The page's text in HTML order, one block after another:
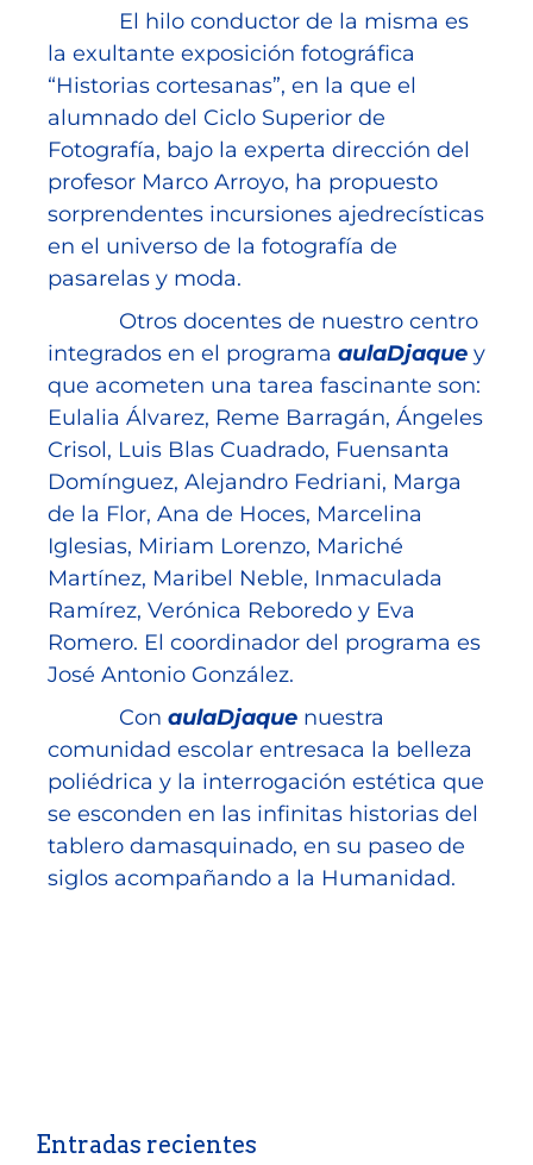
El hilo conductor de la misma es
la exultante exposición fotográfica
“Historias cortesanas”, en la que el
alumnado del Ciclo Superior de
Fotografía, bajo la experta dirección del
profesor Marco Arroyo, ha propuesto
sorprendentes incursiones ajedrecísticas
en el universo de la fotografía de
pasarelas y moda.
Otros docentes de nuestro centro
integrados en el programa aulaDjaque y
que acometen una tarea fascinante son:
Eulalia Álvarez, Reme Barragán, Ángeles
Crisol, Luis Blas Cuadrado, Fuensanta
Domínguez, Alejandro Fedriani, Marga
de la Flor, Ana de Hoces, Marcelina
Iglesias, Miriam Lorenzo, Mariché
Martínez, Maribel Neble, Inmaculada
Ramírez, Verónica Reboredo y Eva
Romero. El coordinador del programa es
José Antonio González.
Con aulaDjaque nuestra
comunidad escolar entresaca la belleza
poliédrica y la interrogación estética que
se esconden en las infinitas historias del
tablero damasquinado, en su paseo de
siglos acompañando a la Humanidad.
Entradas recientes